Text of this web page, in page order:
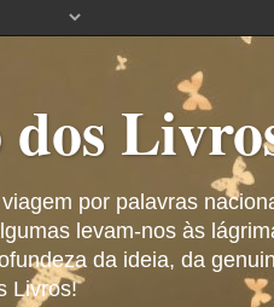
por palavras
levam-nos às
da ideia, da
Livros!